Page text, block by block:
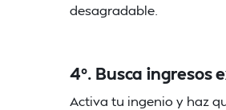
desagradable.
4º. Busca ingresos
Activa tu ingenio y haz